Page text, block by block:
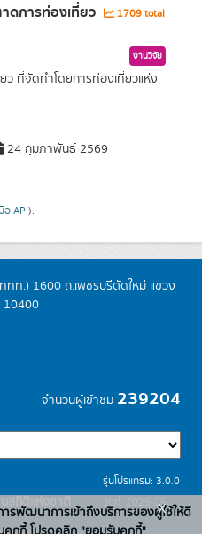
ดการท่องเที่ยว
1709 total
งานวิจัย
ที่จัดทำโดยการท่องเที่ยวแห่ง
24 กุมภาพันธ์ 2569
อ API).
ทท.) 1600 ถ.เพชรบุรีตัดใหม่ แขวง
10400
จำนวนผู้เข้าชม 239204
นสถิติแห่งชาติ
รุ่นโปรแกรม: 3.0.0
วันที่: 2025-06-
10
ารพัฒนาการเข้าถึงบริการของผู้ใช้ให้ดี
x